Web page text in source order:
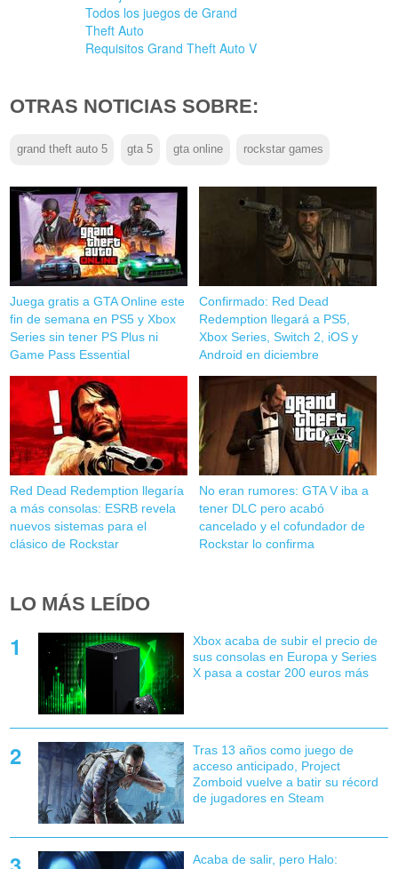
Todos los juegos de Grand
Theft Auto
Requisitos Grand Theft Auto V
OTRAS NOTICIAS SOBRE:
grand theft auto 5 gta 5 gta online rockstar games
Juega gratis a GTA Online este
fin de semana en PS5 y Xbox
Series sin tener PS Plus ni
Game Pass Essential
Confirmado: Red Dead
Redemption llegará a PS5,
Xbox Series, Switch 2, iOS y
Android en diciembre
Red Dead Redemption llegaría
a más consolas: ESRB revela
nuevos sistemas para el
clásico de Rockstar
No eran rumores: GTA V iba a
tener DLC pero acabó
cancelado y el cofundador de
Rockstar lo confirma
LO MÁS LEÍDO
Xbox acaba de subir el precio de
sus consolas en Europa y Series
X pasa a costar 200 euros más
Tras 13 años como juego de
acceso anticipado, Project
Zomboid vuelve a batir su récord
de jugadores en Steam
Acaba de salir, pero Halo: